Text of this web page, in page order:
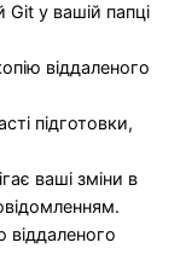
Git у вашій папці
віддаленого
підготовки,
ваші зміни в
віддаленого